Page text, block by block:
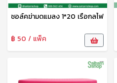
ชอล์คฆ่ามดแมลง 1*20 เรือกลไฟ
฿ 50 / แพ็ค